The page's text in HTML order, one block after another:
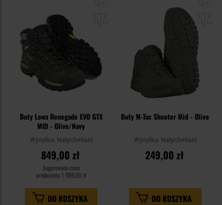
Buty Lowa Renegade EVO GTX
MID - Olive/Navy
Wysyłka: Natychmiast
849,00 zł
Sugerowana cena
producenta 1 099,00 zł
DO KOSZYKA
Buty M-Tac Shooter Mid - Olive
Wysyłka: Natychmiast
249,00 zł
DO KOSZYKA